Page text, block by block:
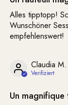
Alles tipptopp!
Wunschöner
empfehlenswert!
Claudia M.
Un